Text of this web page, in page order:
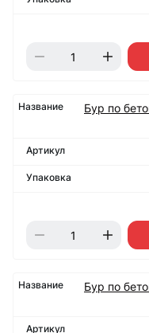
Бур по
Бур по